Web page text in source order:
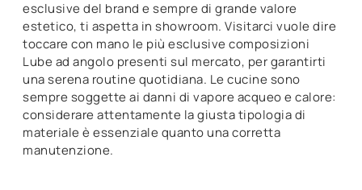
esclusive del brand e sempre di grande valore
estetico, ti aspetta in showroom. Visitarci vuole dire
toccare con mano le più esclusive composizioni
Lube ad angolo presenti sul mercato, per garantirti
una serena routine quotidiana. Le cucine sono
sempre soggette ai danni di vapore acqueo e calore:
considerare attentamente la giusta tipologia di
materiale è essenziale quanto una corretta
manutenzione.